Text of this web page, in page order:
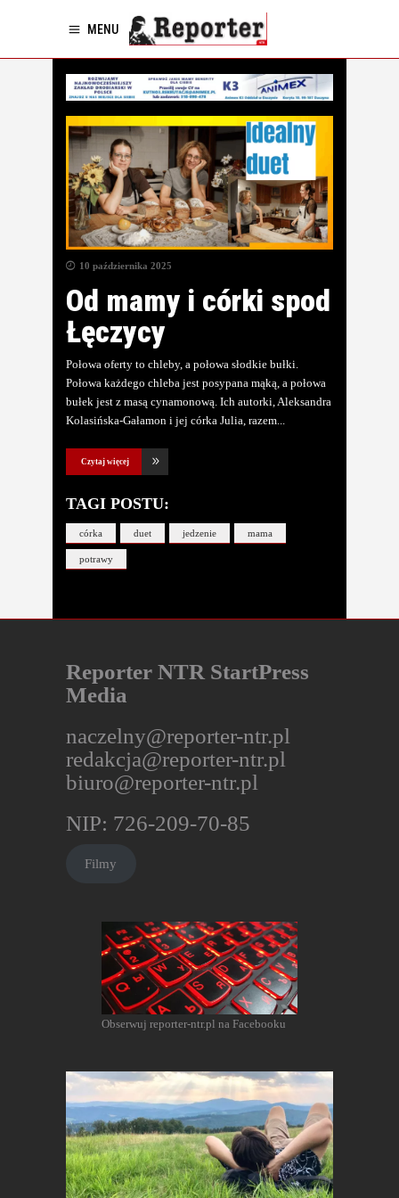
MENU
10 października 2025
Od mamy i córki spod
Łęczycy
Połowa oferty to chleby, a połowa słodkie bułki.
Połowa każdego chleba jest posypana mąką, a połowa
bułek jest z masą cynamonową. Ich autorki, Aleksandra
Kolasińska-Gałamon i jej córka Julia, razem
Czytaj więcej
TAGI POSTU:
córka duet jedzenie mama
potrawy
Reporter NTR StartPress
Media
naczelny@reporter-ntr.pl
redakcja@reporter-ntr.pl
biuro@reporter-ntr.pl
NIP: 726-209-70-85
Filmy
Obserwuj reporter-ntr.pl na Facebooku